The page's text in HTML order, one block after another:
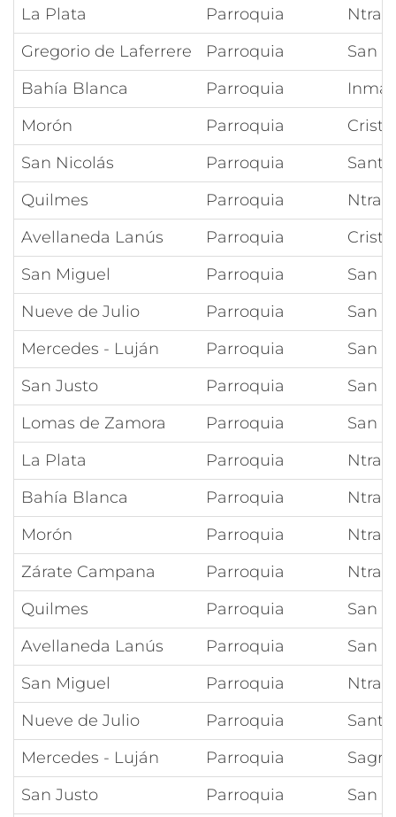
La Plata
Parroquia
Ntra
Gregorio de Laferrere
Parroquia
San
Bahía Blanca
Parroquia
Morón
Parroquia
San Nicolás
Parroquia
Quilmes
Parroquia
Ntra
Avellaneda Lanús
Parroquia
San Miguel
Parroquia
San
Nueve de Julio
Parroquia
San
Mercedes - Luján
Parroquia
San
San Justo
Parroquia
San
Lomas de Zamora
Parroquia
San
La Plata
Parroquia
Ntra
Bahía Blanca
Parroquia
Ntra
Morón
Parroquia
Ntra
Zárate Campana
Parroquia
Ntra
Quilmes
Parroquia
San
Avellaneda Lanús
Parroquia
San
San Miguel
Parroquia
Ntra
Nueve de Julio
Parroquia
Mercedes - Luján
Parroquia
San Justo
Parroquia San